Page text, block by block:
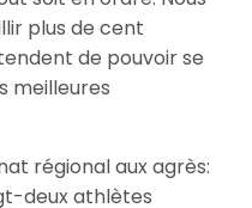
plus de cent
de pouvoir se
meilleures
régional aux agrès:
deux athlètes